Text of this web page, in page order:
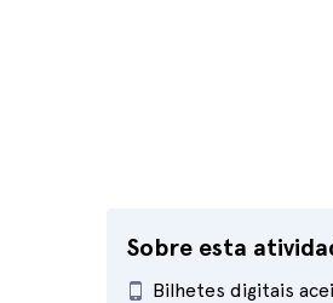
Sobre esta
Bilhetes digitais